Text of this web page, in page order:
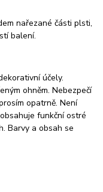
nařezané části plsti,
balení.
účely.
ohněm. Nebezpečí
opatrně. Není
funkční ostré
Barvy a obsah se